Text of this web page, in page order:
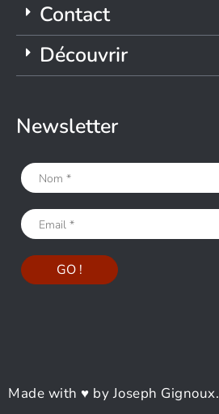
Contact
Découvrir
Newsletter
Made with ♥ by Joseph Gignoux.